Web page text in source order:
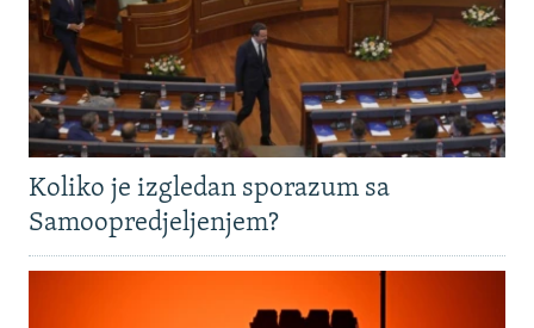
Koliko je izgledan sporazum sa
Samoopredjeljenjem?